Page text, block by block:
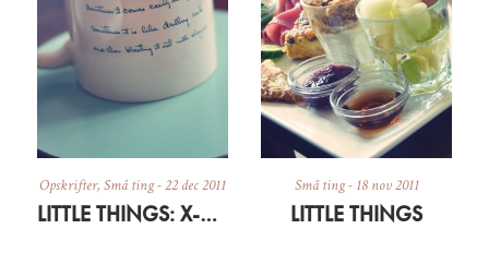
Opskrifter, Små ting-22 dec 2011
LITTLE THINGS: X-MAS STYLE
Små ting- 18 nov 2011
LITTLE THINGS